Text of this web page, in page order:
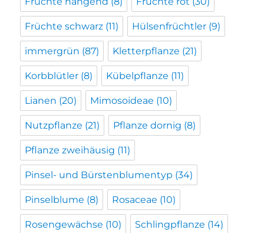
Früchte schwarz (11) Hülsenfrüchtler (9)
immergrün (87) Kletterpflanze (21)
Korbblütler (8) Kübelpflanze (11)
Lianen (20) Mimosoideae (10)
Nutzpflanze (21) Pflanze dornig (8)
Pflanze zweihäusig (11)
Pinsel- und Bürstenblumentyp (34)
Pinselblume (8) Rosaceae (10)
Rosengewächse (10) Schlingpflanze (14)